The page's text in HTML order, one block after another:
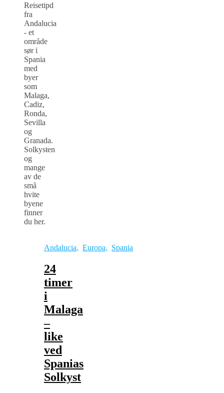
Reisetipd
fra
Andalucia
- et
område
sør i
Spania
med
byer
som
Malaga,
Cadiz,
Ronda,
Sevilla
og
Granada.
Solkysten
og
mange
av de
små
hvite
byene
finner
du her.
Andalucia, Europa, Spania
24
timer
i
Malaga
–
like
ved
Spanias
Solkyst